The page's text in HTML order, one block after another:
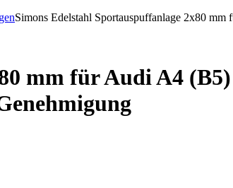
Simons Edelstahl Sportauspuffanlage 2x80
mm für Audi A4